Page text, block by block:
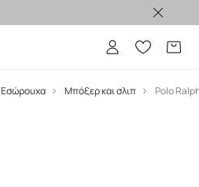
Εσώρουχα Μπόξερ και σλιπ